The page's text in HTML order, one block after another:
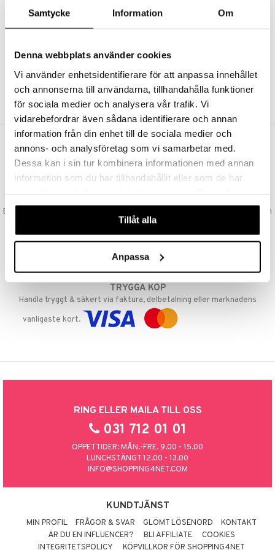
Samtycke Information Om
Denna webbplats använder cookies
Vi använder enhetsidentifierare för att anpassa innehållet
och annonserna till användarna, tillhandahålla funktioner
för sociala medier och analysera vår trafik. Vi
vidarebefordrar även sådana identifierare och annan
information från din enhet till de sociala medier och
annons- och analysföretag som vi samarbetar med.
Dessa kan i sin tur kombinera informationen med annan
information som du har tillhandahållit eller som de har
våra cookies vid fortsatt användande av vår webbplats.
Tillåt alla
Anpassa
Abonnemang
Bevaka produkter
Recensera produkter
SKAPA KUND
VAD KOSTAR FRAKTEN?
Vi erbjuder fri frakt från 350 kr. Vår gräns för fraktfri leverans bestäms
utifån vilken avdelning du handlar från. Läs mer här »
Beställningar lagda före 14:00 (gäller varor i lager) skickas normalt ut från
oss samma dag.
GODKÄND AV LÄKEMEDELSVERKET
EU-logotypen är symbolen som visar att vi är godkända av
TRYGGA KÖP
Handla tryggt & säkert via faktura, delbetalning eller marknadens
vanligaste kort.
RING ELLER MAILA TILL OSS
031 712 01 01
ÖPPETTIDER: MÅN.-FRE. 9.00 - 15.00
LUNCHSTÄNGT 12.00 - 13.00
INFO@SHOPPING4NET.COM
KUNDTJÄNST
MIN PROFIL FRÅGOR & SVAR GLÖMT LÖSENORD
KONTAKT
ÄR DU EN INFLUENCER?
BLI AFFILIATE
COOKIES
INTEGRITETSPOLICY
KÖPVILLKOR FÖR SHOPPING4NET